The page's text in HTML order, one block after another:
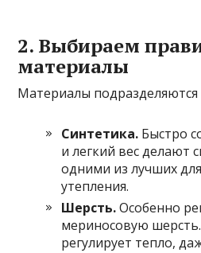
2. Выбираем
материалы
Материалы подразделяются
Синтетика. Быстро
и легкий вес делают
одними из лучших
утепления.
Шерсть.Особенно
мериносовую
регулирует тепло,